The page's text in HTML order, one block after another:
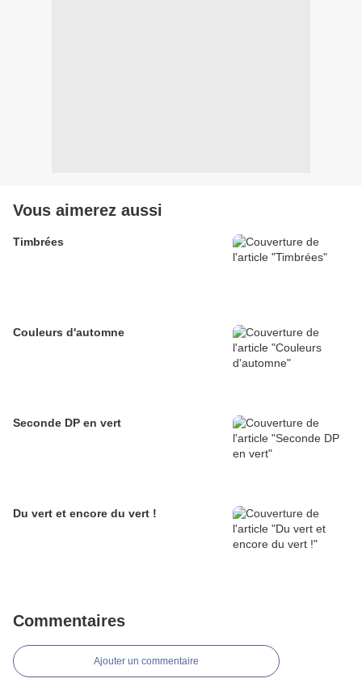
Vous aimerez aussi
Timbrées
Couleurs d'automne
Seconde DP en vert
Du vert et encore du vert !
Commentaires
Ajouter un commentaire